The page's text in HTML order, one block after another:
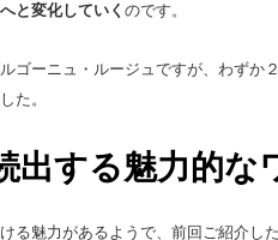
と変化していく のです。
ゴーニュ・ルージュですが、 わずか
た。
出する魅力的な
る魅力があるようで、前回ご紹介し